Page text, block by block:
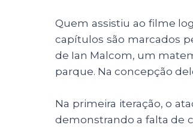
Quem assistiu ao filme
capítulos são marcados
de Ian Malcom, um
parque. Na concepção
Na primeira iteração, o
demonstrando a falta de